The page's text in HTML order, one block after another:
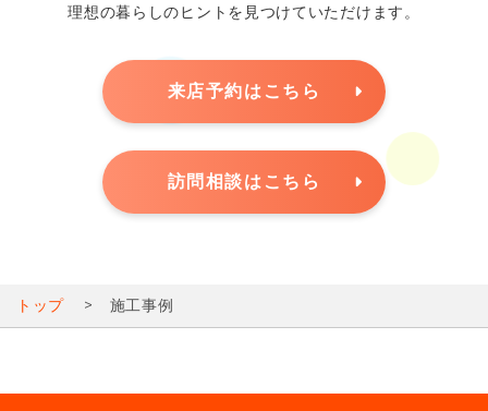
理想の暮らしのヒントを見つけていただけます。
来店予約はこちら
訪問相談はこちら
トップ 施工事例